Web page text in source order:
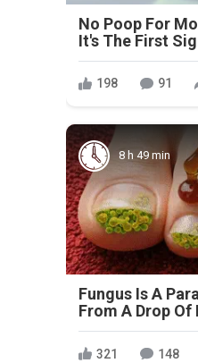
No Poop For
It's The First
198 91
8 h 49 min
Fungus Is A
From A Drop Of
321 148